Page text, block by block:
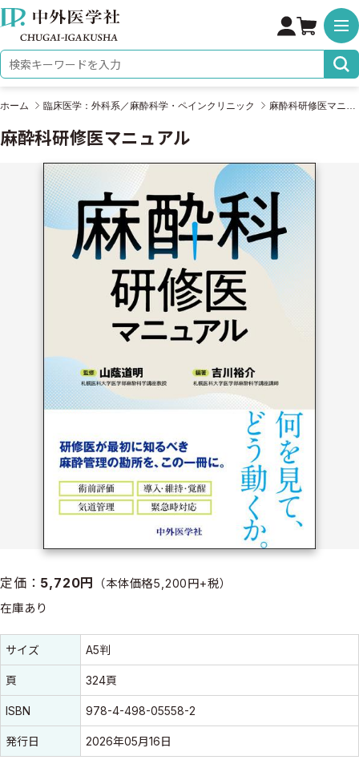
株式会社 中外医学社
検索キーワード
ホーム 臨床医学：外科系／麻酔科学・ペインクリニック
麻酔科研修医マニュアル
定価： 5,720円 （本体価格5,200円+税）
在庫あり
書誌情報
書誌情報
サイズ A5判
頁 324頁
ISBN 978-4-498-05558-2
発行日 2026年05月16日